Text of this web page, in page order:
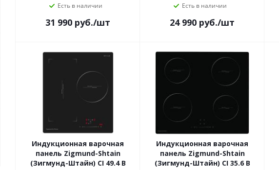
Есть в наличии
31 990 руб./шт
Есть в наличии
24 990 руб./шт
Индукционная варочная
панель Zigmund-Shtain
(Зигмунд-Штайн) CI 49.4 B
Индукционная варочная
панель Zigmund-Shtain
(Зигмунд-Штайн) CI 35.6 B